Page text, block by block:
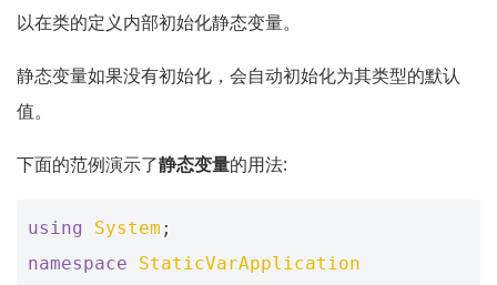
以在类的定义内部初始化静态变量。
静态变量如果没有初始化，会自动初始化为其类型的默认
值。
下面的范例演示了静态变量的用法:
using System ;
namespace
StaticVarApplication